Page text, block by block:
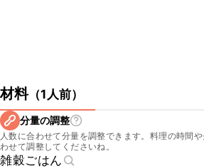
材料（1人前）
分量の調整
人数に合わせて分量を調整できます。料理の時間
わせて調整してくださいね。
雑穀ごはん